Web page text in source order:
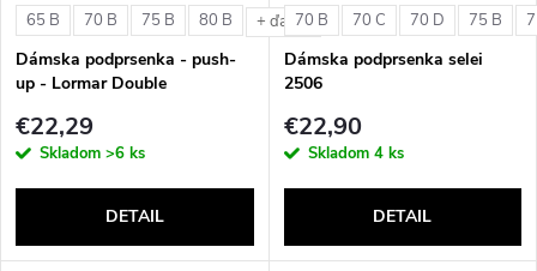
65 B 70 B 75 B 80 B + ďalšie
Dámska podprsenka - push-
up - Lormar Double
€22,29
Skladom >6 ks
DETAIL
70 B 70 C 70 D 75 B
Dámska podprsenka selei
2506
€22,90
Skladom 4 ks
DETAIL